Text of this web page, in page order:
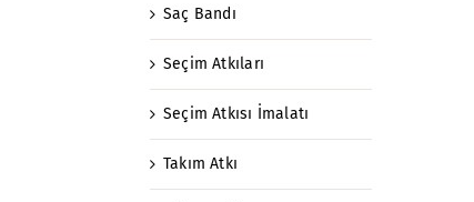
Saç Bandı
Seçim Atkıları
Seçim Atkısı İmalatı
Takım Atkı